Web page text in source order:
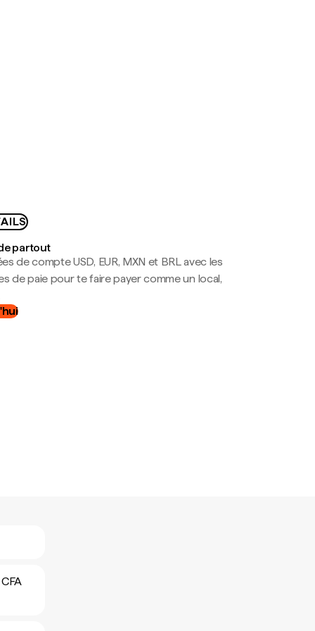
partout
de compte USD, EUR, MXN et BRL avec les
de paie pour te faire payer comme un local,